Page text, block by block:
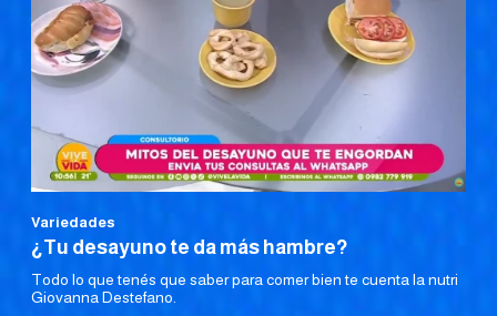
Variedades
¿Tu desayuno te da más hambre?
Todo lo que tenés que saber para comer bien te cuenta la nutri
Giovanna Destefano.